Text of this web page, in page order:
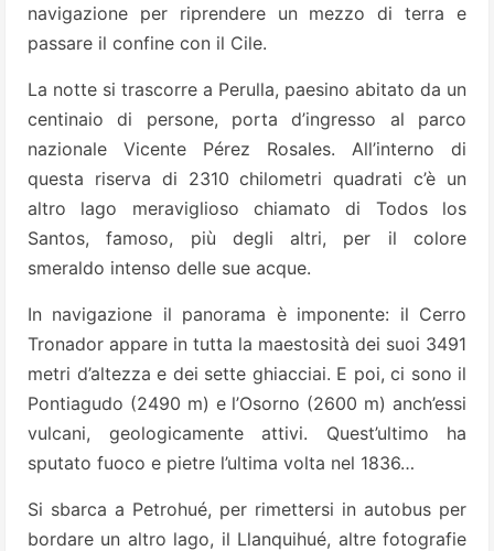
navigazione per riprendere un mezzo di terra e
passare il confine con il Cile.
La notte si trascorre a Perulla, paesino abitato da un
centinaio di persone, porta d’ingresso al parco
nazionale Vicente Pérez Rosales. All’interno di
questa riserva di 2310 chilometri quadrati c’è un
altro lago meraviglioso chiamato di Todos los
Santos, famoso, più degli altri, per il colore
smeraldo intenso delle sue acque.
In navigazione il panorama è imponente: il Cerro
Tronador appare in tutta la maestosità dei suoi 3491
metri d’altezza e dei sette ghiacciai. E poi, ci sono il
Pontiagudo (2490 m) e l’Osorno (2600 m) anch’essi
vulcani, geologicamente attivi. Quest’ultimo ha
sputato fuoco e pietre l’ultima volta nel 1836…
Si sbarca a Petrohué, per rimettersi in autobus per
bordare un altro lago, il Llanquihué, altre fotografie